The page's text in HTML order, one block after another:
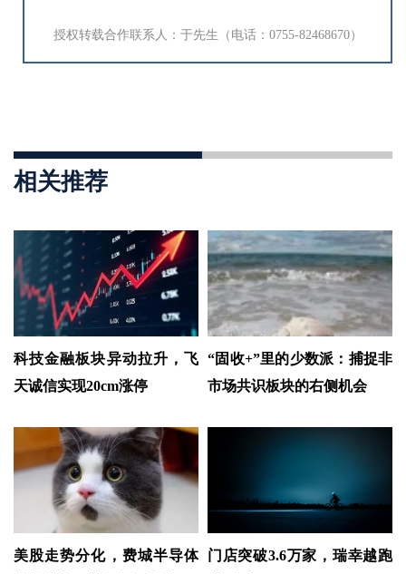
授权转载合作联系人：于先生（电话：0755-82468670）
相关推荐
科技金融板块异动拉升，飞
天诚信实现20cm涨停
“固收+”里的少数派：捕捉非
市场共识板块的右侧机会
美股走势分化，费城半导体
门店突破3.6万家，瑞幸越跑